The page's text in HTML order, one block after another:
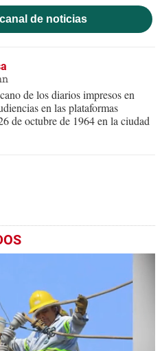
de noticias
de los diarios impresos en
en las plataformas
de octubre de 1964 en la ciudad